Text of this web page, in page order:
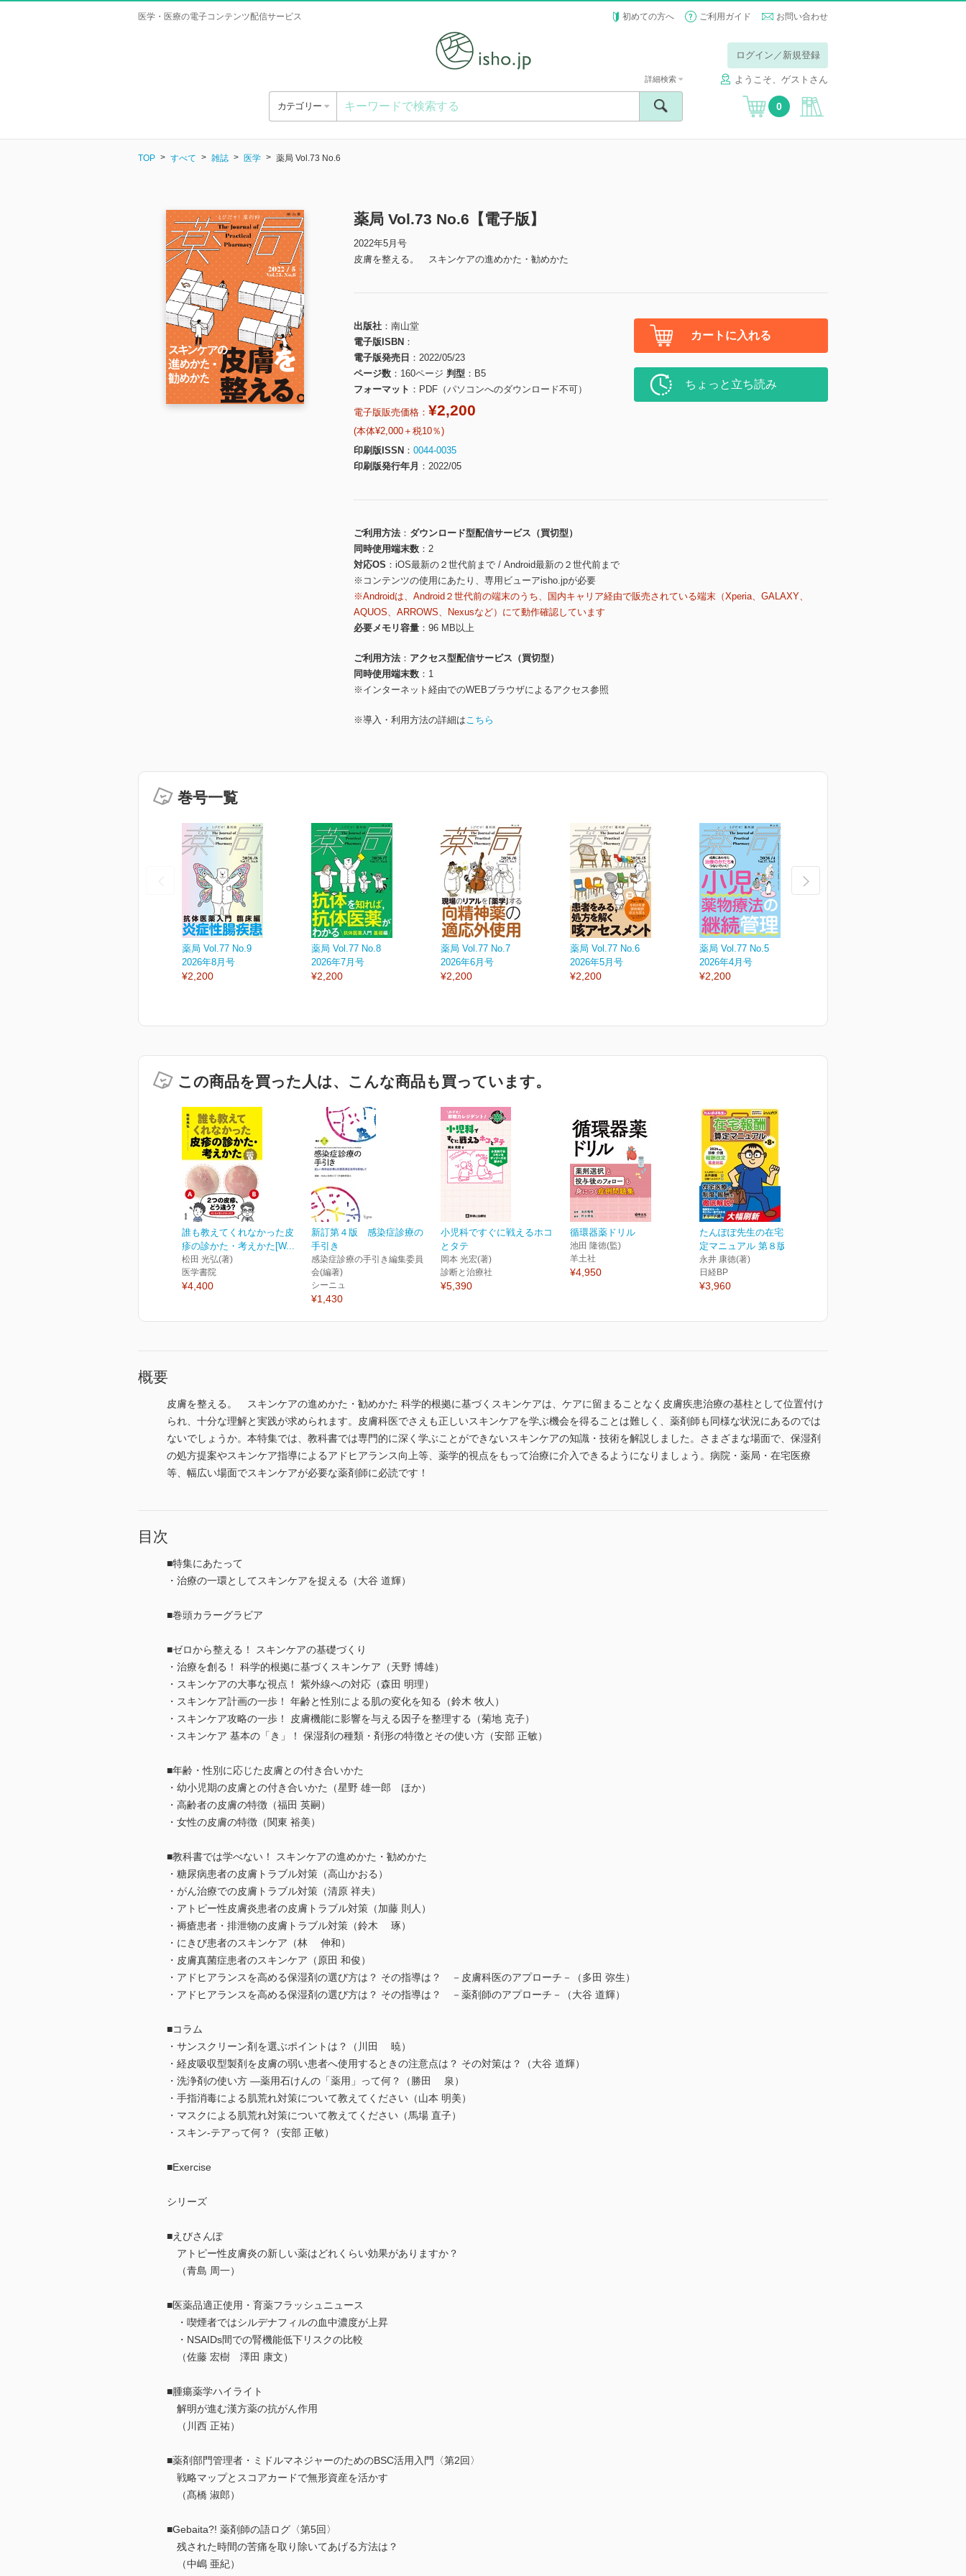
医学・医療の電子コンテンツ配信サービス 初めての方へ ご利用ガイド お問い合わせ
ログイン／新規登録
ようこそ、ゲストさん
カテゴリー
詳細検索
0
TOP すべて 雑誌 医学 薬局 Vol.73 No.6
薬局 Vol.73 No.6【電子版】
2022年5月号
皮膚を整える。 スキンケアの進めかた・勧めかた
出版社
南山堂
電子版ISBN
電子版発売日
2022/05/23
ページ数
160ページ 判型
B5
フォーマット
PDF（パソコンへのダウンロード不可）
電子版販売価格： ¥2,200
(本体¥2,000＋税10％)
印刷版ISSN
0044-0035
印刷版発行年月
2022/05
カートに入れる
ちょっと立ち読み
ご利用方法
ダウンロード型配信サービス（買切型）
同時使用端末数
2
対応OS
iOS最新の２世代前まで / Android最新の２世代前まで
※コンテンツの使用にあたり、専用ビューアisho.jpが必要
※Androidは、Android２世代前の端末のうち、国内キャリア経由で販売されている端末（Xperia、GALAXY、
AQUOS、ARROWS、Nexusなど）にて動作確認しています
必要メモリ容量
96 MB以上
ご利用方法
アクセス型配信サービス（買切型）
同時使用端末数
1
※インターネット経由でのWEBブラウザによるアクセス参照
※導入・利用方法の詳細はこちら
巻号一覧
薬局 Vol.77 No.9
2026年8月号
¥2,200
薬局 Vol.77 No.8
2026年7月号
¥2,200
薬局 Vol.77 No.7
2026年6月号
¥2,200
薬局 Vol.77 No.6
2026年5月号
¥2,200
薬局 Vol.77 No.5
2026年4月号
¥2,200
この商品を買った人は、こんな商品も買っています。
誰も教えてくれなかった皮
疹の診かた・考えかた[W...
松田 光弘(著)
医学書院
¥4,400
新訂第４版 感染症診療の
手引き
感染症診療の手引き編集委員
会(編著)
シーニュ
¥1,430
小児科ですぐに戦えるホコ
とタテ
岡本 光宏(著)
診断と治療社
¥5,390
循環器薬ドリル
池田 隆徳(監)
羊土社
¥4,950
たんぽぽ先生の在宅報酬算
定マニュアル 第８版 20...
永井 康徳(著)
日経BP
¥3,960
概要
皮膚を整える。 スキンケアの進めかた・勧めかた 科学的根拠に基づくスキンケアは、ケアに留まることなく皮膚疾患治療の基柱として位置付け
られ、十分な理解と実践が求められます。皮膚科医でさえも正しいスキンケアを学ぶ機会を得ることは難しく、薬剤師も同様な状況にあるのでは
ないでしょうか。本特集では、教科書では専門的に深く学ぶことができないスキンケアの知識・技術を解説しました。さまざまな場面で、保湿剤
の処方提案やスキンケア指導によるアドヒアランス向上等、薬学的視点をもって治療に介入できるようになりましょう。病院・薬局・在宅医療
等、幅広い場面でスキンケアが必要な薬剤師に必読です！
目次
■特集にあたって
・治療の一環としてスキンケアを捉える（大谷 道輝）
■巻頭カラーグラビア
■ゼロから整える！ スキンケアの基礎づくり
・治療を創る！ 科学的根拠に基づくスキンケア（天野 博雄）
・スキンケアの大事な視点！ 紫外線への対応（森田 明理）
・スキンケア計画の一歩！ 年齢と性別による肌の変化を知る（鈴木 牧人）
・スキンケア攻略の一歩！ 皮膚機能に影響を与える因子を整理する（菊地 克子）
・スキンケア 基本の「き」！ 保湿剤の種類・剤形の特徴とその使い方（安部 正敏）
■年齢・性別に応じた皮膚との付き合いかた
・幼小児期の皮膚との付き合いかた（星野 雄一郎 ほか）
・高齢者の皮膚の特徴（福田 英嗣）
・女性の皮膚の特徴（関東 裕美）
■教科書では学べない！ スキンケアの進めかた・勧めかた
・糖尿病患者の皮膚トラブル対策（高山かおる）
・がん治療での皮膚トラブル対策（清原 祥夫）
・アトピー性皮膚炎患者の皮膚トラブル対策（加藤 則人）
・褥瘡患者・排泄物の皮膚トラブル対策（鈴木 琢）
・にきび患者のスキンケア（林 伸和）
・皮膚真菌症患者のスキンケア（原田 和俊）
・アドヒアランスを高める保湿剤の選び方は？ その指導は？ －皮膚科医のアプローチ－（多田 弥生）
・アドヒアランスを高める保湿剤の選び方は？ その指導は？ －薬剤師のアプローチ－（大谷 道輝）
■コラム
・サンスクリーン剤を選ぶポイントは？（川田 暁）
・経皮吸収型製剤を皮膚の弱い患者へ使用するときの注意点は？ その対策は？（大谷 道輝）
・洗浄剤の使い方 ―薬用石けんの「薬用」って何？（勝田 泉）
・手指消毒による肌荒れ対策について教えてください（山本 明美）
・マスクによる肌荒れ対策について教えてください（馬場 直子）
・スキン-テアって何？（安部 正敏）
■Exercise
シリーズ
■えびさんぽ
アトピー性皮膚炎の新しい薬はどれくらい効果がありますか？
（青島 周一）
■医薬品適正使用・育薬フラッシュニュース
・喫煙者ではシルデナフィルの血中濃度が上昇
・NSAIDs間での腎機能低下リスクの比較
（佐藤 宏樹 澤田 康文）
■腫瘍薬学ハイライト
解明が進む漢方薬の抗がん作用
（川西 正祐）
■薬剤部門管理者・ミドルマネジャーのためのBSC活用入門〈第2回〉
戦略マップとスコアカードで無形資産を活かす
（髙橋 淑郎）
■Gebaita?! 薬剤師の語ログ〈第5回〉
残された時間の苦痛を取り除いてあげる方法は？
（中嶋 亜紀）